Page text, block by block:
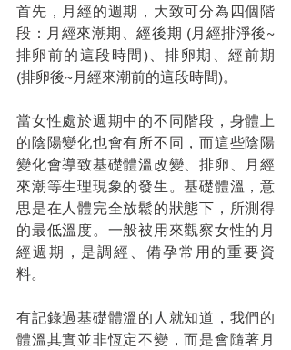
首先，月經的週期，大致可分為四個階
段：月經來潮期、經後期 (月經排淨後~
排卵前的這段時間)、排卵期、經前期
(排卵後~月經來潮前的這段時間)。
當女性處於週期中的不同階段，身體上
的陰陽變化也會有所不同，而這些陰陽
變化會導致基礎體溫改變、排卵、月經
來潮等生理現象的發生。基礎體溫，意
思是在人體完全放鬆的狀態下，所測得
的最低溫度。一般被用來觀察女性的月
經週期，是調經、備孕常用的重要資
料。
有記錄過基礎體溫的人就知道，我們的
體溫其實並非恆定不變，而是會隨著月